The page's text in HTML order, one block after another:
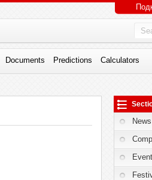
Documents Predictions Calculators
News